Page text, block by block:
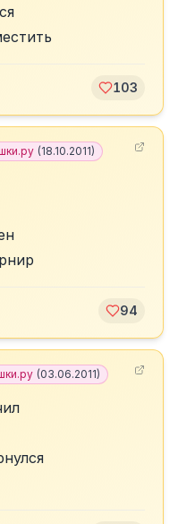
103
(18.10.2011)
94
(03.06.2011)